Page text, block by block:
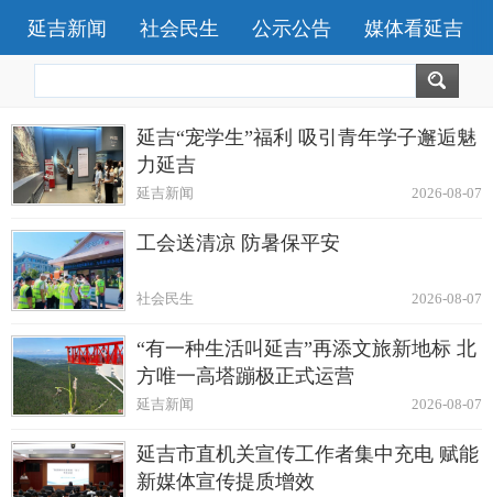
延吉新闻 社会民生 公示公告 媒体看延吉
延吉“宠学生”福利 吸引青年学子邂逅魅
力延吉
2026-08-07
延吉新闻
工会送清凉 防暑保平安
2026-08-07
社会民生
“有一种生活叫延吉”再添文旅新地标 北
方唯一高塔蹦极正式运营
2026-08-07
延吉新闻
延吉市直机关宣传工作者集中充电 赋能
新媒体宣传提质增效